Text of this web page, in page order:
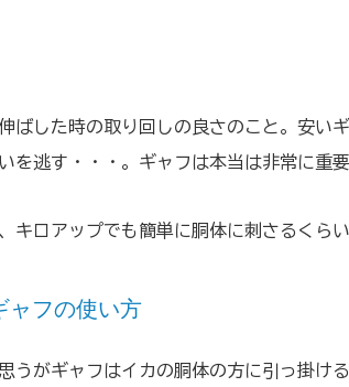
ばした時の取り回しの良さのこと。安い
を逃す・・・。ギャフは本当は非常に重
キロアップでも簡単に胴体に刺さるくら
ャフの使い方
うがギャフはイカの胴体の方に引っ掛け